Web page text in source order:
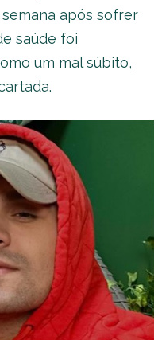
após sofrer
saúde foi
um mal súbito,